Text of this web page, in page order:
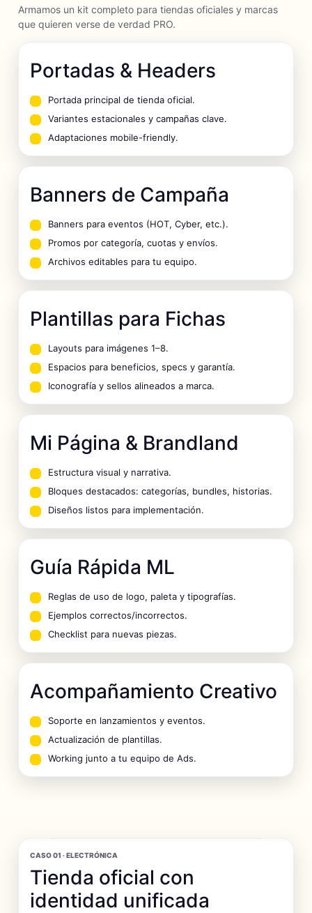
Armamos un kit completo para tiendas oficiales y marcas
que quieren verse de verdad PRO.
Portadas & Headers
Portada principal de tienda oficial.
Variantes estacionales y campañas clave.
Adaptaciones mobile-friendly.
Banners de Campaña
Banners para eventos (HOT, Cyber, etc.).
Promos por categoría, cuotas y envíos.
Archivos editables para tu equipo.
Plantillas para Fichas
Layouts para imágenes 1–8.
Espacios para beneficios, specs y garantía.
Iconografía y sellos alineados a marca.
Mi Página & Brandland
Estructura visual y narrativa.
Bloques destacados: categorías, bundles, historias.
Diseños listos para implementación.
Guía Rápida ML
Reglas de uso de logo, paleta y tipografías.
Ejemplos correctos/incorrectos.
Checklist para nuevas piezas.
Acompañamiento Creativo
Soporte en lanzamientos y eventos.
Actualización de plantillas.
Working junto a tu equipo de Ads.
CASO 01 · ELECTRÓNICA
Tienda oficial con
identidad unificada